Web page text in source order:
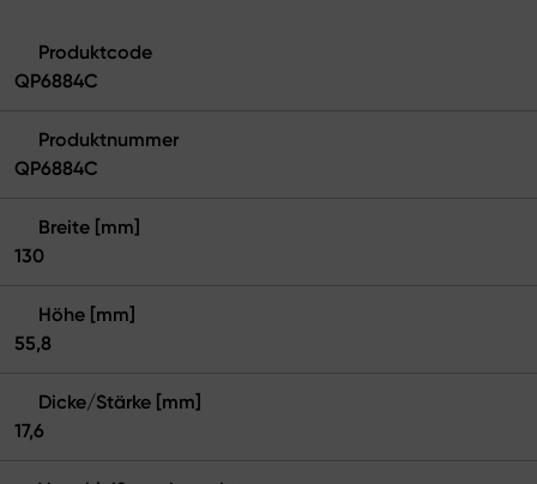
Produktcode
QP6884C
Produktnummer
QP6884C
Breite [mm]
130
Höhe [mm]
55,8
Dicke/Stärke [mm]
17,6